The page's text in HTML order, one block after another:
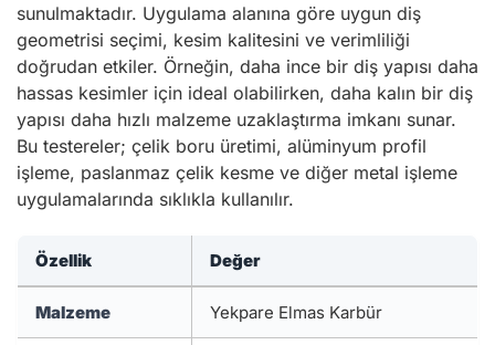
sunulmaktadır. Uygulama alanına göre uygun diş
geometrisi seçimi, kesim kalitesini ve verimliliği
doğrudan etkiler. Örneğin, daha ince bir diş yapısı daha
hassas kesimler için ideal olabilirken, daha kalın bir diş
yapısı daha hızlı malzeme uzaklaştırma imkanı sunar.
Bu testereler; çelik boru üretimi, alüminyum profil
işleme, paslanmaz çelik kesme ve diğer metal işleme
uygulamalarında sıklıkla kullanılır.
Özellik Değer
Malzeme Yekpare Elmas Karbür